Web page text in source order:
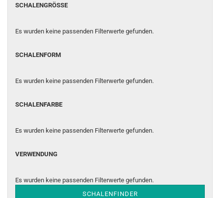
SCHALENGRÖSSE
SCHALENGRÖSSE
Es wurden keine passenden Filterwerte gefunden.
SCHALENFORM
SCHALENFORM
Es wurden keine passenden Filterwerte gefunden.
SCHALENFARBE
SCHALENFARBE
Es wurden keine passenden Filterwerte gefunden.
VERWENDUNG
VERWENDUNG
Es wurden keine passenden Filterwerte gefunden.
SCHALENFINDER